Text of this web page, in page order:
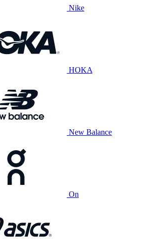
Nike
HOKA
New Balance
On